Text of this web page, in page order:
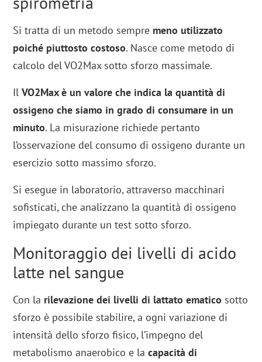
Si tratta di un metodo sempre meno utilizzato
poiché piuttosto costoso. Nasce come metodo di
calcolo del VO2Max sotto sforzo massimale.
IlVO2Max è un valore che indica la quantità di
ossigeno che siamo in grado di consumare in un
minuto. La misurazione richiede pertanto
l’osservazione del consumo di ossigeno durante un
esercizio sotto massimo sforzo.
Si esegue in laboratorio, attraverso macchinari
sofisticati, che analizzano la quantità di ossigeno
impiegato durante un test sotto sforzo.
Monitoraggio dei livelli di acido
latte nel sangue
Con la rilevazione dei livelli di lattato ematico sotto
sforzo è possibile stabilire, a ogni variazione di
intensità dello sforzo fisico, l’impegno del
metabolismo anaerobico e lacapacità di